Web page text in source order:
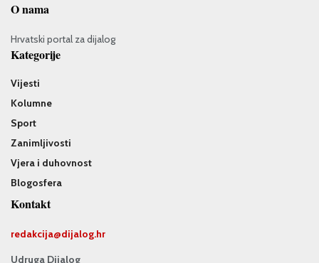
O nama
Hrvatski portal za dijalog
Kategorije
Vijesti
Kolumne
Sport
Zanimljivosti
Vjera i duhovnost
Blogosfera
Kontakt
redakcija@dijalog.hr
Udruga Dijalog